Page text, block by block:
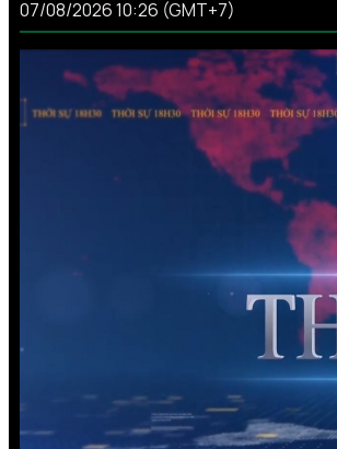
07/08/2026 10:26 (GMT+7)